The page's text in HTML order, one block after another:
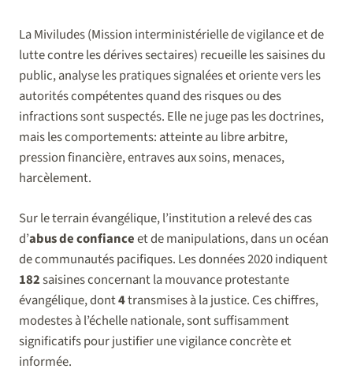
La Miviludes (Mission interministérielle de vigilance et de
lutte contre les dérives sectaires) recueille les saisines du
public, analyse les pratiques signalées et oriente vers les
autorités compétentes quand des risques ou des
infractions sont suspectés. Elle ne juge pas les doctrines,
mais les comportements: atteinte au libre arbitre,
pression financière, entraves aux soins, menaces,
harcèlement.
Sur le terrain évangélique, l’institution a relevé des cas
d’abus de confianceet de manipulations, dans un océan
de communautés pacifiques. Les données 2020 indiquent
182saisines concernant la mouvance protestante
évangélique, dont4transmises à la justice. Ces chiffres,
modestes à l’échelle nationale, sont suffisamment
significatifs pour justifier une vigilance concrète et
informée.